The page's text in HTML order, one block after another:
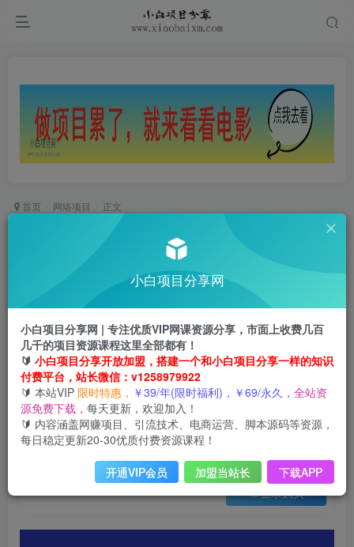
首页 网络项目 正文
短视频全案操盘手4月线下课，如何打通自然流
量，成为现象级IP必修课，操盘手实战经验
1年前更新
关注
0 768 66
此内容为会员免费，请付费后查看
云币3 限时特惠
云币 99
年VIP免费 终身VIP会员免费
登录购买
会员免费 已售 6
小白项目分享网
小白项目分享网 | 专注优质VIP网课资源分享，市面上收费几百
几千的项目资源课程这里全部都有！
🔰 小白项目分享开放加盟，搭建一个和小白项目分享一样的知识
付费平台，站长微信：v1258979922
🔰 本站VIP 限时特惠， ￥39/年(限时福利)，￥69/永久， 全站资
源免费下载， 每天更新，欢迎加入！
🔰 内容涵盖网赚项目、引流技术、电商运营、脚本源码等资源，
每日稳定更新20-30优质付费资源课程！
开通VIP会员 加盟当站长 下载APP